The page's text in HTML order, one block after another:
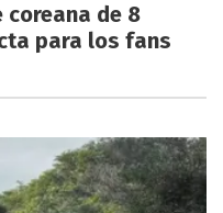
coreana de 8
para los fans